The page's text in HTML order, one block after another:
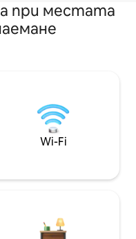
при местата
Wi-Fi